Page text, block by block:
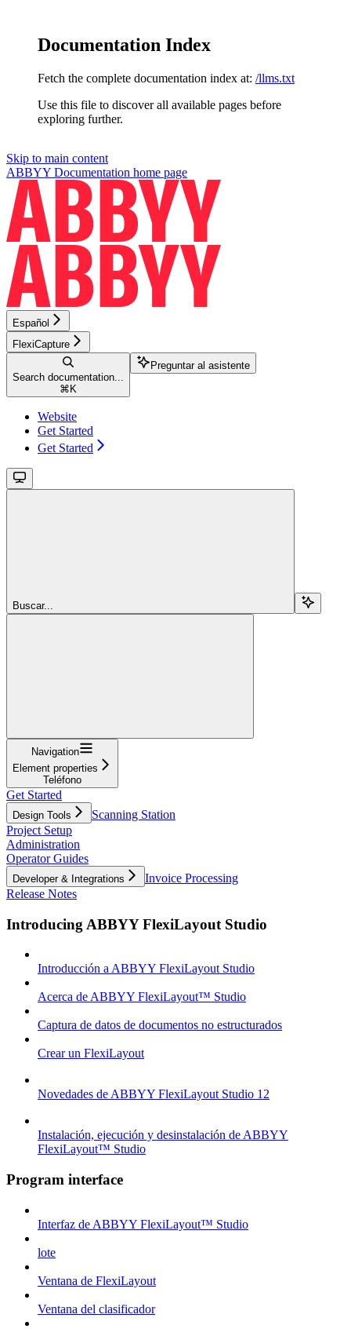
Documentation Index
Fetch the complete documentation index at: /llms.txt
Use this file to discover all available pages before
exploring further.
Skip to main content
ABBYY Documentation home page
Español
FlexiCapture
Search documentation...
⌘ K
Preguntar al asistente
Website
Get Started
Get Started
Buscar...
Navigation
Element properties
Teléfono
Get Started
Design Tools
Scanning Station
Project Setup
Administration
Operator Guides
Developer & Integrations
Invoice Processing
Release Notes
Introducing ABBYY FlexiLayout Studio
Introducción a ABBYY FlexiLayout Studio
Acerca de ABBYY FlexiLayout™ Studio
Captura de datos de documentos no estructurados
Crear un FlexiLayout
Novedades de ABBYY FlexiLayout Studio 12
Instalación, ejecución y desinstalación de ABBYY
FlexiLayout™ Studio
Program interface
Interfaz de ABBYY FlexiLayout™ Studio
lote
Ventana de FlexiLayout
Ventana del clasificador